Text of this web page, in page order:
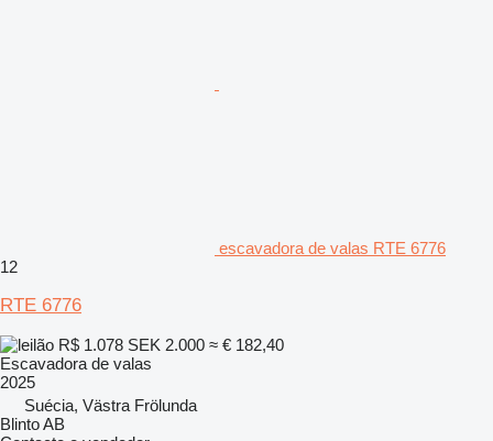
escavadora de valas RTE 6776
12
RTE 6776
R$ 1.078 SEK 2.000 ≈ € 182,40
Escavadora de valas
2025
Suécia, Västra Frölunda
Blinto AB